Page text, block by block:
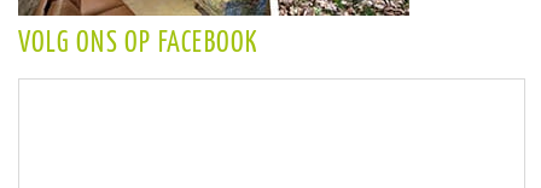
VOLG ONS OP FACEBOOK